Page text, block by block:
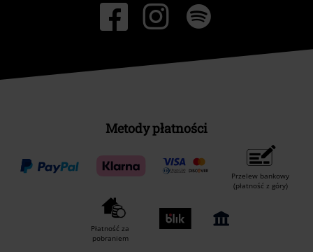
Metody płatności
Przelew bankowy
(płatność z góry)
Płatność za
pobraniem